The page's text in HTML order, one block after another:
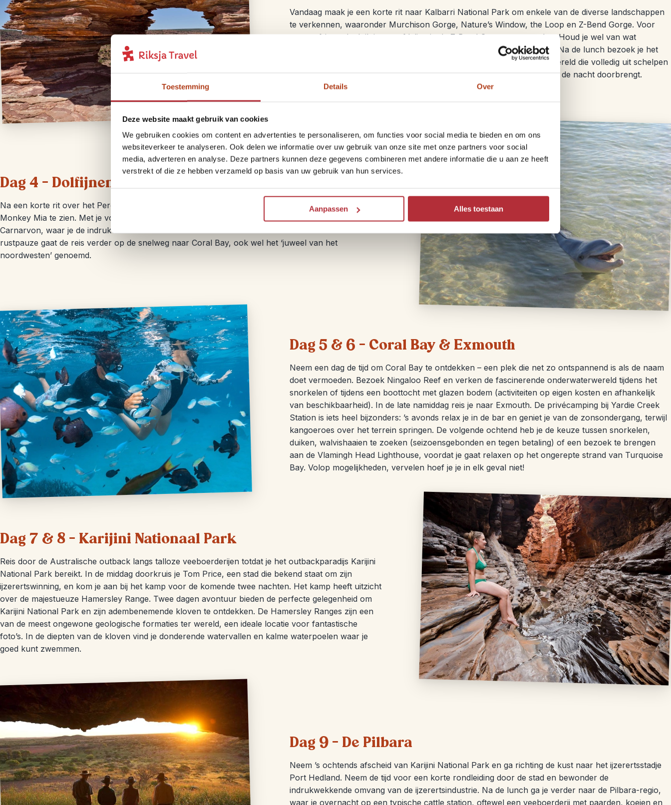
Toestemming Details Over
Deze website maakt gebruik van cookies
We gebruiken cookies om content en advertenties te personaliseren, om functies voor social media te bieden en om ons
websiteverkeer te analyseren. Ook delen we informatie over uw gebruik van onze site met onze partners voor social
media, adverteren en analyse. Deze partners kunnen deze gegevens combineren met andere informatie die u aan ze heeft
verstrekt of die ze hebben verzameld op basis van uw gebruik van hun services.
Aanpassen Alles toestaan
Vandaag maak je een korte rit naar Kalbarri National Park om enkele van de diverse landschappen
te verkennen, waaronder Murchison Gorge, Nature’s Window, the Loop en Z-Bend Gorge. Voor
een verfrissende duik is een afdaling in de Z-Bend Gorge aan te raden. Houd je wel van wat
avontuur? Tegen een toeslag is er ook de mogelijkheid om te abseilen. Na de lunch bezoek je het
adembenemende Shell Beach, een van de slechts twee stranden ter wereld die volledig uit schelpen
bestaan. Vervolgens reis je verder naar Denham en Shark Bay, waar je de nacht doorbrengt.
Dag 4 – Dolfijnen in Monkey Mia
Na een korte rit over het Peron-schiereiland arriveer je op het strand om de beroemde dolfijnen van
Monkey Mia te zien. Met je voeten in het water komen ze vaak heel dichtbij. Je volgende stop is
Carnarvon, waar je de indrukwekkende stromatolieten in Hamelin Pool bewondert. Na een korte
rustpauze gaat de reis verder op de snelweg naar Coral Bay, ook wel het ‘juweel van het
noordwesten’ genoemd.
Dag 5 & 6 – Coral Bay & Exmouth
Neem een ​​dag de tijd om Coral Bay te ontdekken – een plek die net zo ontspannend is als de naam
doet vermoeden. Bezoek Ningaloo Reef en verken de fascinerende onderwaterwereld tijdens het
snorkelen of tijdens een boottocht met glazen bodem (activiteiten op eigen kosten en afhankelijk
van beschikbaarheid). In de late namiddag reis je naar Exmouth. De privécamping bij Yardie Creek
Station is iets heel bijzonders: ’s avonds relax je in de bar en geniet je van de zonsondergang, terwijl
kangoeroes over het terrein springen. De volgende ochtend heb je de keuze tussen snorkelen,
duiken, walvishaaien te zoeken (seizoensgebonden en tegen betaling) of een bezoek te brengen
aan de Vlamingh Head Lighthouse, voordat je gaat relaxen op het ongerepte strand van Turquoise
Bay. Volop mogelijkheden, vervelen hoef je je in elk geval niet!
Dag 7 & 8 – Karijini Nationaal Park
Reis door de Australische outback langs talloze veeboerderijen totdat je het outbackparadijs Karijini
National Park bereikt. In de middag doorkruis je Tom Price, een stad die bekend staat om zijn
ijzerertswinning, en kom je aan bij het kamp voor de komende twee nachten. Het kamp heeft uitzicht
over de majestueuze Hamersley Range. Twee dagen avontuur bieden de perfecte gelegenheid om
Karijini National Park en zijn adembenemende kloven te ontdekken. De Hamersley Ranges zijn een
van de meest ongewone geologische formaties ter wereld, een ideale locatie voor fantastische
foto’s. In de diepten van de kloven vind je donderende watervallen en kalme waterpoelen waar je
goed kunt zwemmen.
Dag 9 – De Pilbara
Neem ’s ochtends afscheid van Karijini National Park en ga richting de kust naar het ijzerertsstadje
Port Hedland. Neem de tijd voor een korte rondleiding door de stad en bewonder de
indrukwekkende omvang van de ijzerertsindustrie. Na de lunch ga je verder naar de Pilbara-regio,
waar je overnacht op een typische cattle station, oftewel een veeboerderij met paarden, koeien en